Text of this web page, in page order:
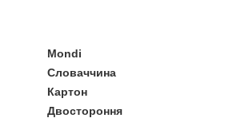
Mondi
Словаччина
Картон
Двостороння